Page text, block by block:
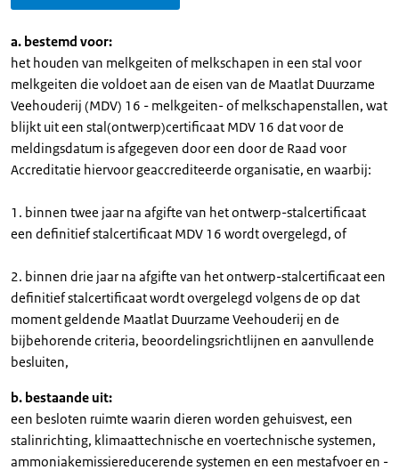
a. bestemd voor:
het houden van melkgeiten of melkschapen in een stal voor
melkgeiten die voldoet aan de eisen van de Maatlat Duurzame
Veehouderij (MDV) 16 - melkgeiten- of melkschapenstallen, wat
blijkt uit een stal(ontwerp)certificaat MDV 16 dat voor de
meldingsdatum is afgegeven door een door de Raad voor
Accreditatie hiervoor geaccrediteerde organisatie, en waarbij:
1. binnen twee jaar na afgifte van het ontwerp-stalcertificaat
een definitief stalcertificaat MDV 16 wordt overgelegd, of
2. binnen drie jaar na afgifte van het ontwerp-stalcertificaat een
definitief stalcertificaat wordt overgelegd volgens de op dat
moment geldende Maatlat Duurzame Veehouderij en de
bijbehorende criteria, beoordelingsrichtlijnen en aanvullende
besluiten,
b. bestaande uit:
een besloten ruimte waarin dieren worden gehuisvest, een
stalinrichting, klimaattechnische en voertechnische systemen,
ammoniakemissiereducerende systemen en een mestafvoer en -